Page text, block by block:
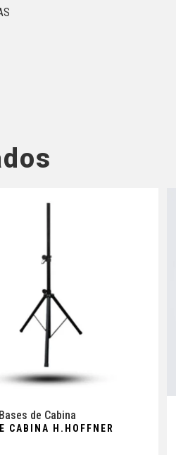
Bases de Cabina
CABINA H.HOFFNER